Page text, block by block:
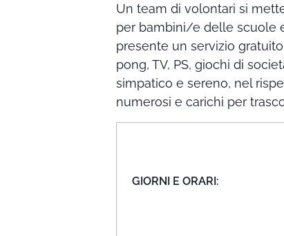
Un team di volontari si
per bambini/e delle scuole
presente un servizio
pong, TV, PS, giochi di
simpatico e sereno, nel
numerosi e carichi per
GIORNI E ORARI: